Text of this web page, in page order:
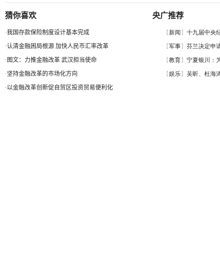
猜你喜欢
·我国存款保险制度设计基本完成
·认清金融困局根源 加快人民币汇率改革
·图文：力推金融改革 武汉担当使命
·坚持金融改革的市场化方向
·以金融改革创新促自贸区投资贸易便利化
央广推荐